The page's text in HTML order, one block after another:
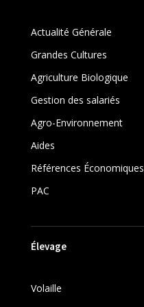
Actualité Générale
Grandes Cultures
Agriculture Biologique
Gestion des salariés
Agro-Environnement
Aides
Références Économiques
PAC
Élevage
Volaille